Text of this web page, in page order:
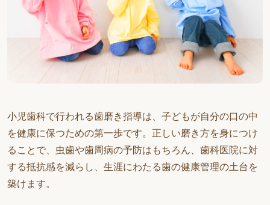
小児歯科で行われる歯磨き指導は、子どもが自分の口の中
を健康に保つための第一歩です。正しい磨き方を身につけ
ることで、虫歯や歯周病の予防はもちろん、歯科医院に対
する抵抗感を減らし、生涯にわたる歯の健康管理の土台を
築けます。